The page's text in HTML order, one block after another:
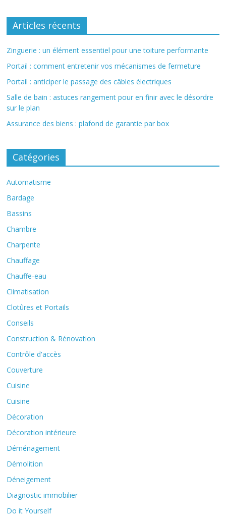
Articles récents
Zinguerie : un élément essentiel pour une toiture performante
Portail : comment entretenir vos mécanismes de fermeture
Portail : anticiper le passage des câbles électriques
Salle de bain : astuces rangement pour en finir avec le désordre
sur le plan
Assurance des biens : plafond de garantie par box
Catégories
Automatisme
Bardage
Bassins
Chambre
Charpente
Chauffage
Chauffe-eau
Climatisation
Clotûres et Portails
Conseils
Construction & Rénovation
Contrôle d'accès
Couverture
Cuisine
Cuisine
Décoration
Décoration intérieure
Déménagement
Démolition
Déneigement
Diagnostic immobilier
Do it Yourself